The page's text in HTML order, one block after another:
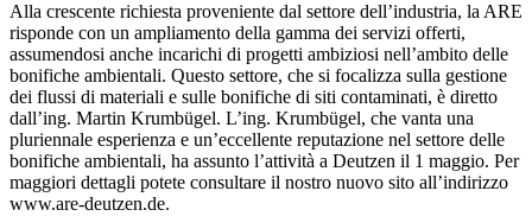
Alla crescente richiesta proveniente dal settore dell’industria, la ARE
risponde con un ampliamento della gamma dei servizi offerti,
assumendosi anche incarichi di progetti ambiziosi nell’ambito delle
bonifiche ambientali. Questo settore, che si focalizza sulla gestione
dei flussi di materiali e sulle bonifiche di siti contaminati, è diretto
dall’ing. Martin Krumbügel. L’ing. Krumbügel, che vanta una
pluriennale esperienza e un’eccellente reputazione nel settore delle
bonifiche ambientali, ha assunto l’attività a Deutzen il 1 maggio. Per
maggiori dettagli potete consultare il nostro nuovo sito all’indirizzo
www.are-deutzen.de.